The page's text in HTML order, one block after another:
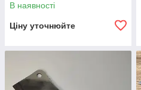
В наявності
Ціну уточнюйте